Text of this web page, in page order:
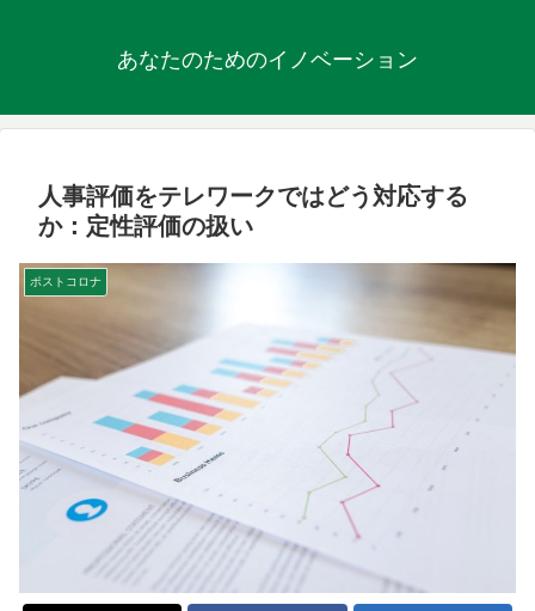
あなたのためのイノベーション
人事評価をテレワークではどう対応する
か：定性評価の扱い
ポストコロナ